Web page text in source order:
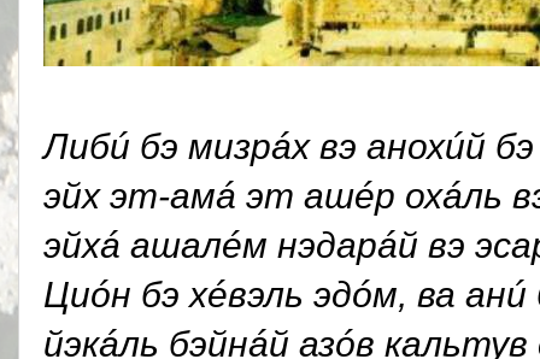
Либú бэ мизрáх вэ анохúй
эйх эт-амá эт ашéр охáль
эйхá ашалéм нэдарáй вэ
Циóн бэ хéвэль эдóм, ва анú
йэкáль бэйнáй азóв